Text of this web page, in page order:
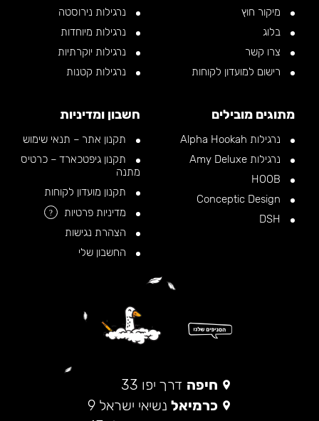
מיקור חוץ
בלוג
צרו קשר
רישום למועדון לקוחות
נרגילות נירוסטה
נרגילות מיוחדות
נרגילות יוקרתיות
נרגילות קטנות
מתוגים מובילים
נרגילות Alpha Hookah
נרגילות Amy Deluxe
חשבון ומדיניות
תקנון אתר – תנאי שימוש
תקנון גיפטכארד – כרטיס
מתנה
תקנון מועדון לקוחות
מדיניות פרטיות
?
הצהרת נגישות
החשבון שלי
חיפה דרך יפו 33
כרמיאל נשיאי ישראל 9